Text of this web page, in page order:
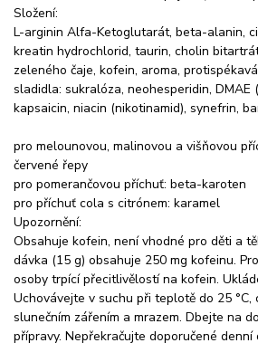
Složení:
L-arginin Alfa-Ketoglutarát, beta-alanin,
kreatin hydrochlorid, taurin, cholin
zeleného čaje, kofein, aroma,
sladidla: sukralóza, neohesperidin,
kapsaicin, niacin (nikotinamid), synefrin,
pro melounovou, malinovou a višňovou
červené řepy
pro pomerančovou příchuť: beta-karoten
pro příchuť cola s citrónem: karamel
Upozornění:
Obsahuje kofein, není vhodné pro děti a
dávka (15 g) obsahuje 250 mg kofeinu.
osoby trpící přecitlivělostí na kofein.
Uchovávejte v suchu při teplotě do 25 °C,
slunečním zářením a mrazem. Dbejte na
přípravy. Nepřekračujte doporučené denní